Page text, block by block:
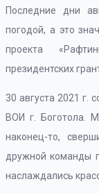
Последние дни
погодой, а это
проекта
президентских
30 августа 2021 г.
ВОИ г. Боготола.
наконец-то,
дружной команды
наслаждались